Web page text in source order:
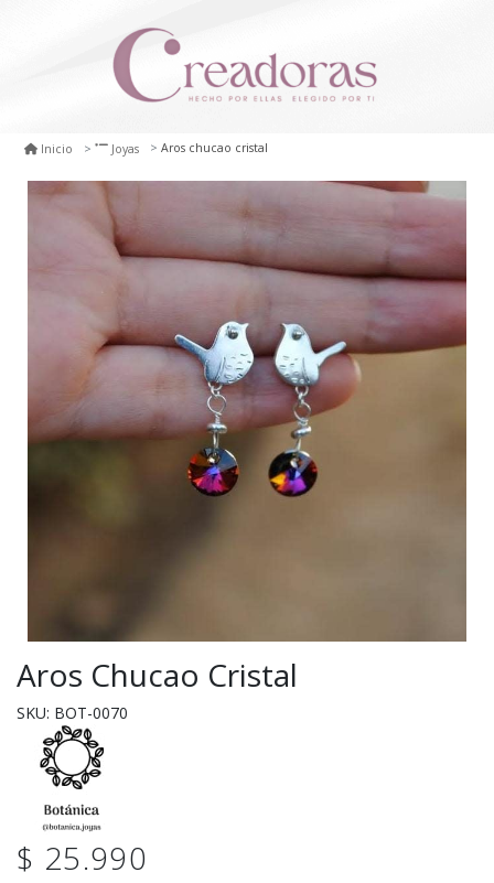
Inicio Joyas Aros chucao cristal
Aros Chucao Cristal
SKU: BOT-0070
$ 25.990